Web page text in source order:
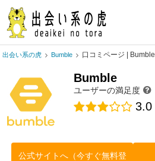
出会い系の虎 Bumble 口コミページ | Bumble
Bumble
ユーザーの満足度
3.0
公式サイトへ（今すぐ無料登